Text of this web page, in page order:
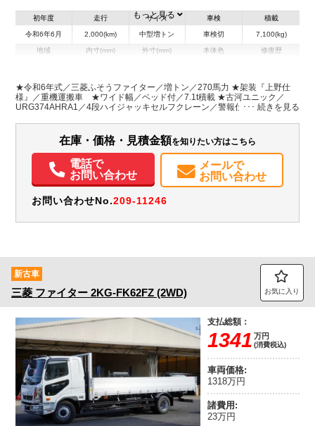
初年度
令和6年6月
走行
2,000(km)
サイズ
中型増トン
車検
車検切
積載
7,100(kg)
地域 内寸(mm)
H:400
外寸(mm)
H:2,970
本体色 修復歴
装備情報
パワステ
電動格納ミラー
ETC バックモニター
取扱説明書（一部含む）
メンテナンスノート（保証書）
もっと見る
★令和6年式／三菱ふそうファイター／増トン／270馬力 ★架装『上野仕
様』／重機運搬車 ★ワイド幅／ベッド付／7.1t積載 ★古河ユニック／
URG374AHRA1／4段ハイジャッキセルフクレーン／警報仕様 ★2.9t吊り
張り／6mボディ ★横根太増し強化／リヤあゆみ掛け・収納・あゆみ板付
在庫・価格・見積金額を知りたい方はこちら
電話で
お問い合わせ
メールで
お問い合わせ
お問い合わせNo.209-11246
新古車
三菱 ファイター 2KG-FK62FZ (2WD) お気に入り
支払総額：
1341 万円
(消費税込)
車両価格:
1318万円
諸費用:
23万円